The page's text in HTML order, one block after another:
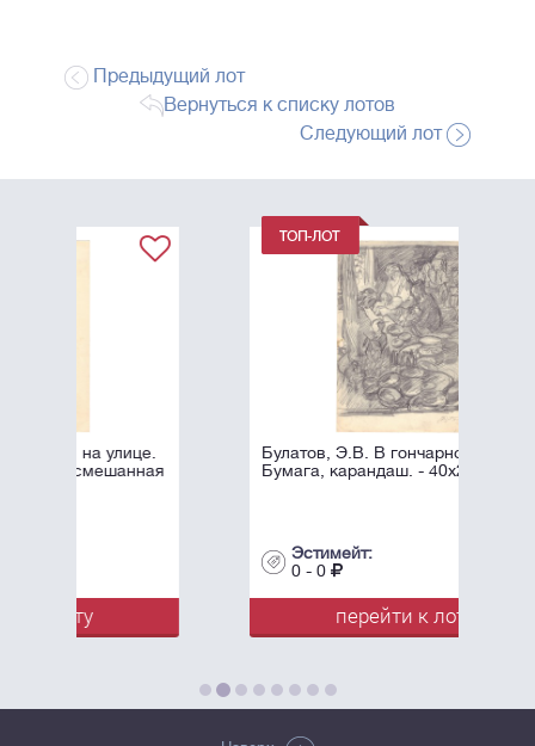
Предыдущий лот
Вернуться к списку лотов
Следующий лот
Булатов, Э.В. В гончарной. 1957.
Бумага, карандаш. - 40х29 см.
перейти к лоту